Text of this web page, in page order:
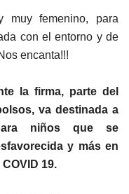
muy femenino, para
con el entorno y de
encanta!!!
la firma, parte del
va destinada a
niños que se
y más en
19.